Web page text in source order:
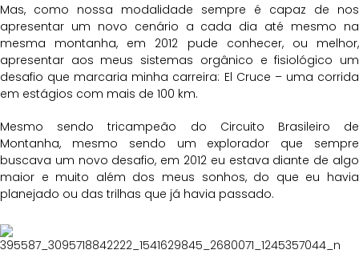
Mas, como nossa modalidade sempre é capaz de nos
apresentar um novo cenário a cada dia até mesmo na
mesma montanha, em 2012 pude conhecer, ou melhor,
apresentar aos meus sistemas orgânico e fisiológico um
desafio que marcaria minha carreira: El Cruce – uma corrida
em estágios com mais de 100 km.
Mesmo sendo tricampeão do Circuito Brasileiro de
Montanha, mesmo sendo um explorador que sempre
buscava um novo desafio, em 2012 eu estava diante de algo
maior e muito além dos meus sonhos, do que eu havia
planejado ou das trilhas que já havia passado.